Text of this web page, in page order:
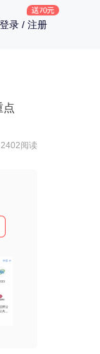
登录 / 注册
点
2402阅读